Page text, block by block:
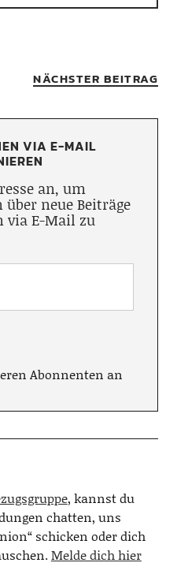
NÄCHSTER BEITRAG
VIA E-MAIL
an, um
neue Beiträge
via E-Mail zu
Abonnenten an
, kannst du
chatten, uns
schicken oder dich
Melde dich hier